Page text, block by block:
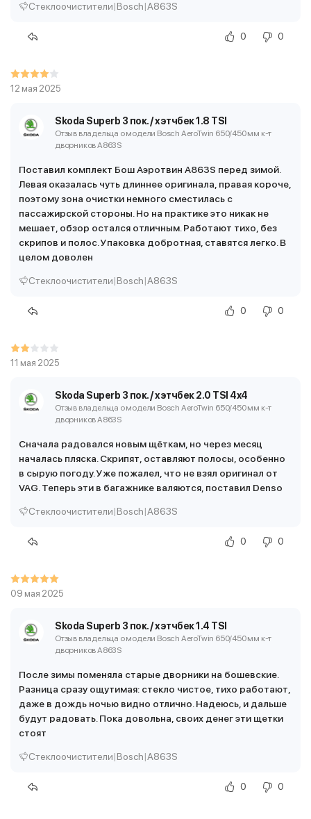
Стеклоочистители|Bosch|A863S
0 0
12 мая 2025
Skoda Superb 3 пок. / хэтчбек 1.8 TSI
Отзыв владельца о модели Bosch AeroTwin 650/450 мм к-т
дворников A863S
Поставил комплект Бош Аэротвин A863S перед зимой.
Левая оказалась чуть длиннее оригинала, правая короче,
поэтому зона очистки немного сместилась с
пассажирской стороны. Но на практике это никак не
мешает, обзор остался отличным. Работают тихо, без
скрипов и полос. Упаковка добротная, ставятся легко. В
целом доволен
Стеклоочистители|Bosch|A863S
0 0
11 мая 2025
Skoda Superb 3 пок. / хэтчбек 2.0 TSI 4x4
Отзыв владельца о модели Bosch AeroTwin 650/450 мм к-т
дворников A863S
Сначала радовался новым щёткам, но через месяц
началась пляска. Скрипят, оставляют полосы, особенно
в сырую погоду. Уже пожалел, что не взял оригинал от
VAG. Теперь эти в багажнике валяются, поставил Denso
Стеклоочистители|Bosch|A863S
0 0
09 мая 2025
Skoda Superb 3 пок. / хэтчбек 1.4 TSI
Отзыв владельца о модели Bosch AeroTwin 650/450 мм к-т
дворников A863S
После зимы поменяла старые дворники на бошевские.
Разница сразу ощутимая: стекло чистое, тихо работают,
даже в дождь ночью видно отлично. Надеюсь, и дальше
будут радовать. Пока довольна, своих денег эти щетки
стоят
Стеклоочистители|Bosch|A863S
0 0